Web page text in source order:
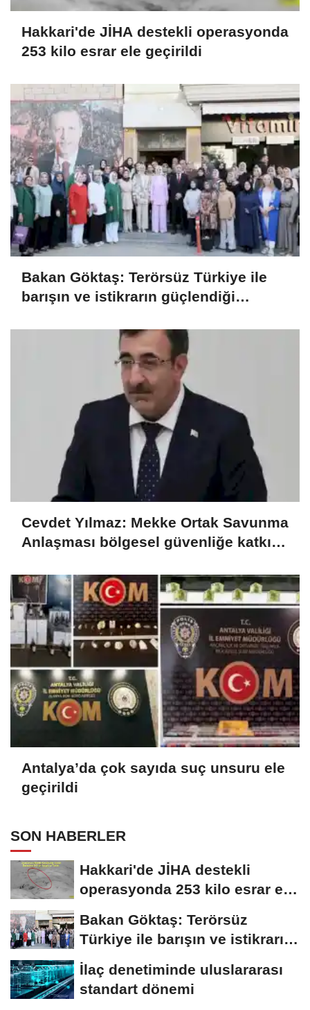
Hakkari'de JİHA destekli operasyonda
253 kilo esrar ele geçirildi
Bakan Göktaş: Terörsüz Türkiye ile
barışın ve istikrarın güçlendiği
Cevdet Yılmaz: Mekke Ortak Savunma
Anlaşması bölgesel güvenliğe katkı
Antalya’da çok sayıda suç unsuru ele
geçirildi
SON HABERLER
Hakkari'de JİHA destekli
operasyonda 253 kilo esrar ele
Bakan Göktaş: Terörsüz
Türkiye ile barışın ve istikrarın
güçlendiği...
İlaç denetiminde uluslararası
standart dönemi